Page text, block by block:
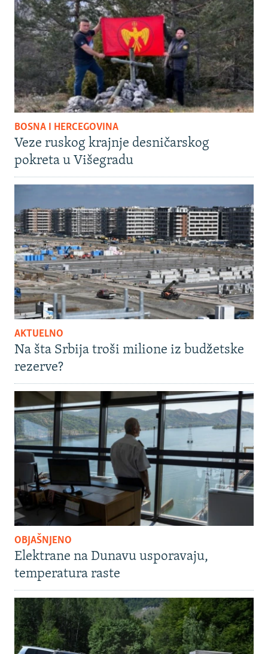
BOSNA I HERCEGOVINA
Veze ruskog krajnje desničarskog
pokreta u Višegradu
AKTUELNO
Na šta Srbija troši milione iz budžetske
rezerve?
OBJAŠNJENO
Elektrane na Dunavu usporavaju,
temperatura raste